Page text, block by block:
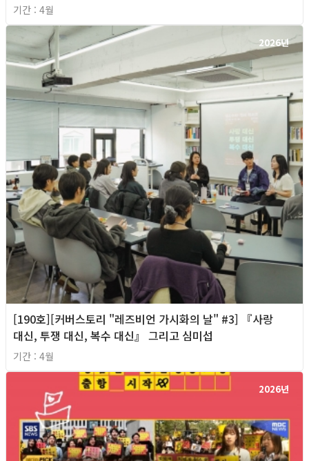
기간 : 4월
2026년
[190호][커버스토리 "레즈비언 가시화의 날" #3] 『사랑
대신, 투쟁 대신, 복수 대신』 그리고 심미섭
기간 : 4월
2026년